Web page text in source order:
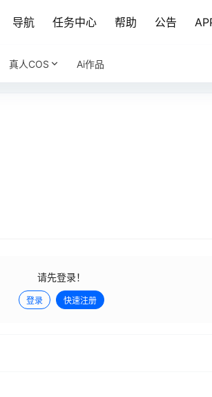
导航 任务中心 帮助 公告
真人COS Ai作品
请先登录！
登录 快速注册